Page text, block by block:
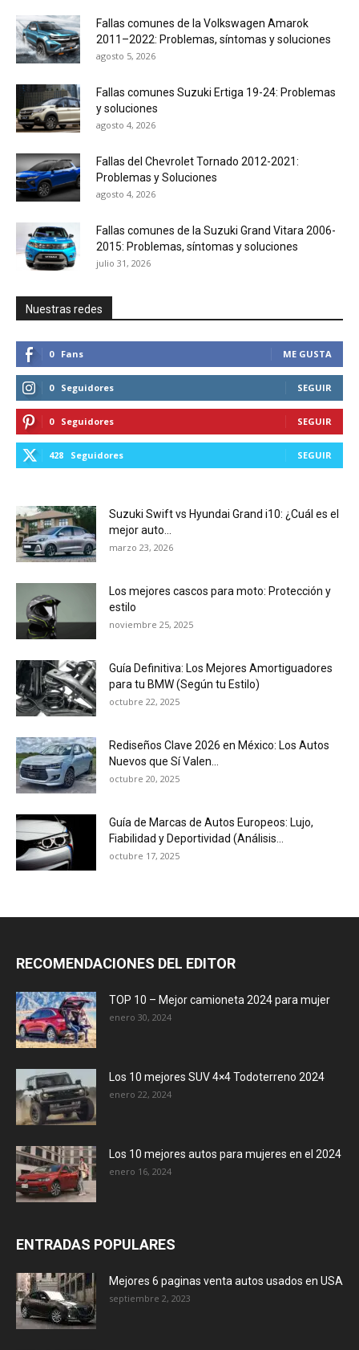
Fallas comunes de la Volkswagen Amarok
2011–2022: Problemas, síntomas y soluciones
agosto 5, 2026
Fallas comunes Suzuki Ertiga 19-24: Problemas
y soluciones
agosto 4, 2026
Fallas del Chevrolet Tornado 2012-2021:
Problemas y Soluciones
agosto 4, 2026
Fallas comunes de la Suzuki Grand Vitara 2006-
2015: Problemas, síntomas y soluciones
julio 31, 2026
Nuestras redes
0 Fans ME GUSTA
0 Seguidores SEGUIR
0 Seguidores SEGUIR
428 Seguidores SEGUIR
Suzuki Swift vs Hyundai Grand i10: ¿Cuál es el
mejor auto...
marzo 23, 2026
Los mejores cascos para moto: Protección y
estilo
noviembre 25, 2025
Guía Definitiva: Los Mejores Amortiguadores
para tu BMW (Según tu Estilo)
octubre 22, 2025
Rediseños Clave 2026 en México: Los Autos
Nuevos que Sí Valen...
octubre 20, 2025
Guía de Marcas de Autos Europeos: Lujo,
Fiabilidad y Deportividad (Análisis...
octubre 17, 2025
RECOMENDACIONES DEL EDITOR
TOP 10 – Mejor camioneta 2024 para mujer
enero 30, 2024
Los 10 mejores SUV 4×4 Todoterreno 2024
enero 22, 2024
Los 10 mejores autos para mujeres en el 2024
enero 16, 2024
ENTRADAS POPULARES
Mejores 6 paginas venta autos usados en USA
septiembre 2, 2023